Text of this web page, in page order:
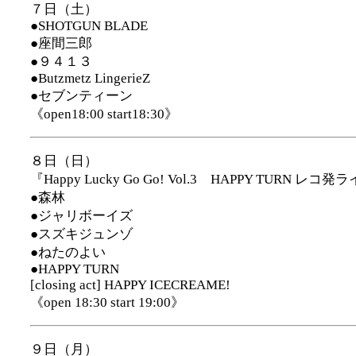
７日（土）
●SHOTGUN BLADE
●座間三郎
●９４１３
●Butzmetz LingerieZ
●セブンティーン
《open18:00 start18:30》
８日（日）
『Happy Lucky Go Go! Vol.3 HAPPY TURN レコ発ラ
●森林
●ジャリボーイズ
●スズキジュンゾ
●ねたのよい
●HAPPY TURN
[closing act] HAPPY ICECREAME!
《open 18:30 start 19:00》
９日（月）